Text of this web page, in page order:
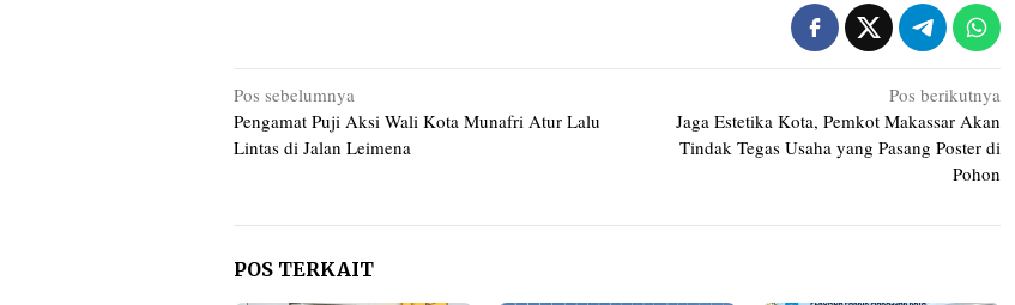
Navigasi
pos
Pos sebelumnya
Pengamat Puji Aksi Wali Kota Munafri Atur Lalu
Lintas di Jalan Leimena
Pos berikutnya
Jaga Estetika Kota, Pemkot Makassar Akan
Tindak Tegas Usaha yang Pasang Poster di
Pohon
POS TERKAIT